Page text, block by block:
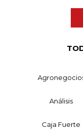
Análisis
Caja Fuerte